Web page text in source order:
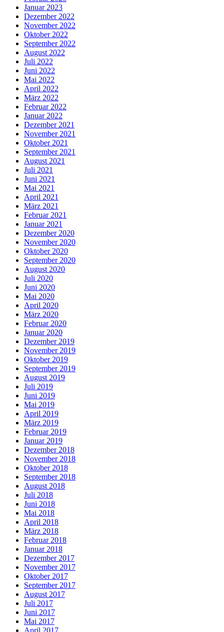
Januar 2023
Dezember 2022
November 2022
Oktober 2022
September 2022
August 2022
Juli 2022
Juni 2022
Mai 2022
April 2022
März 2022
Februar 2022
Januar 2022
Dezember 2021
November 2021
Oktober 2021
September 2021
August 2021
Juli 2021
Juni 2021
Mai 2021
April 2021
März 2021
Februar 2021
Januar 2021
Dezember 2020
November 2020
Oktober 2020
September 2020
August 2020
Juli 2020
Juni 2020
Mai 2020
April 2020
März 2020
Februar 2020
Januar 2020
Dezember 2019
November 2019
Oktober 2019
September 2019
August 2019
Juli 2019
Juni 2019
Mai 2019
April 2019
März 2019
Februar 2019
Januar 2019
Dezember 2018
November 2018
Oktober 2018
September 2018
August 2018
Juli 2018
Juni 2018
Mai 2018
April 2018
März 2018
Februar 2018
Januar 2018
Dezember 2017
November 2017
Oktober 2017
September 2017
August 2017
Juli 2017
Juni 2017
Mai 2017